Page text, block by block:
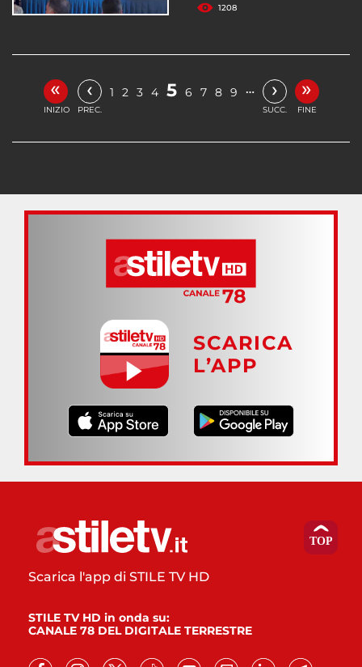
1208
«
INIZIO
‹
PREC.
1 2 3 4 5 6 7 8 9 … ›
SUCC.
»
FINE
SCARICA
L’APP
Scarica l'app di STILE TV HD
STILE TV HD in onda su:
CANALE 78 DEL DIGITALE TERRESTRE